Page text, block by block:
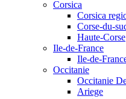
Corsica
Corsica
Corse-du-
Haute-Corse
Ile-de-France
Ile-de-
Occitanie
Occitanie
Ariege